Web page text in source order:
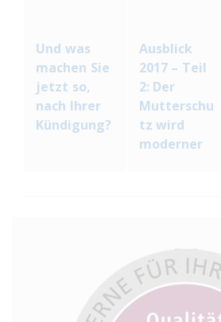
Und was
machen Sie
jetzt so,
nach Ihrer
Kündigung?
Ausblick
2017 – Teil
2: Der
Mutterschu
tz wird
moderner